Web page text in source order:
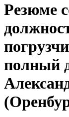
Резюме
полный